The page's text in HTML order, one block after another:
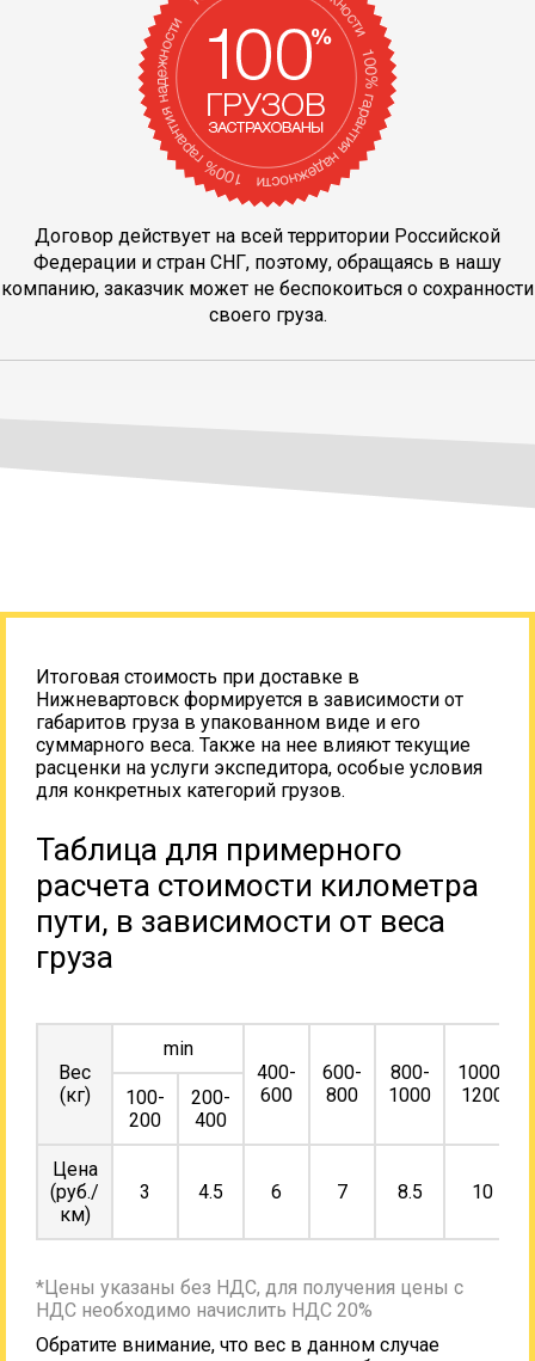
Договор действует на всей территории Российской
Федерации и стран СНГ, поэтому, обращаясь в нашу
компанию, заказчик может не беспокоиться о сохранности
своего груза.
Итоговая стоимость при доставке в
Нижневартовск формируется в зависимости от
габаритов груза в упакованном виде и его
суммарного веса. Также на нее влияют текущие
расценки на услуги экспедитора, особые условия
для конкретных категорий грузов.
Таблица для примерного
расчета стоимости километра
пути, в зависимости от веса
груза
Вес
(кг)
min
400-
600
600-
800
800-
1000
1000-
1200
100-
200
200-
400
Цена
(руб./
км)
3 4.5 6 7 8.5 10
*Цены указаны без НДС, для получения цены с
НДС необходимо начислить НДС 20%
Обратите внимание, что вес в данном случае